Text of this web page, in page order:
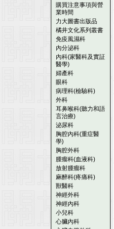
購買注意事項與營
業時間
力大圖書出版品
橘井文化系列叢書
免疫風濕科
內分泌科
內科(家醫科及實証
醫學)
婦產科
眼科
病理科(檢驗科)
外科
耳鼻喉科(聽力和語
言治療)
泌尿科
胸腔內科(重症醫
學)
胸腔外科
腫瘤科(血液科)
放射腫瘤科
麻醉科(疼痛科)
獸醫科
神經外科
神經內科
小兒科
心臟內科